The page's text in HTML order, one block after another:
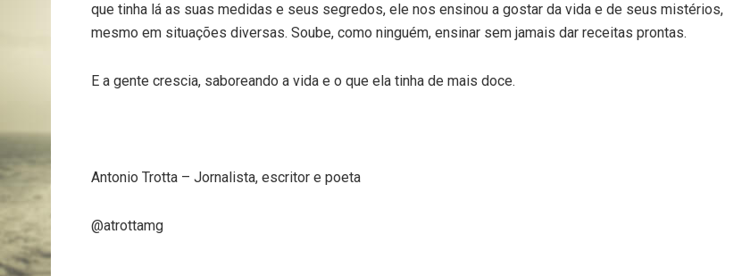
que tinha lá as suas medidas e seus segredos, ele nos ensinou a gostar da vida e de seus mistérios,
mesmo em situações diversas. Soube, como ninguém, ensinar sem jamais dar receitas prontas.
E a gente crescia, saboreando a vida e o que ela tinha de mais doce.
Antonio Trotta – Jornalista, escritor e poeta
@atrottamg